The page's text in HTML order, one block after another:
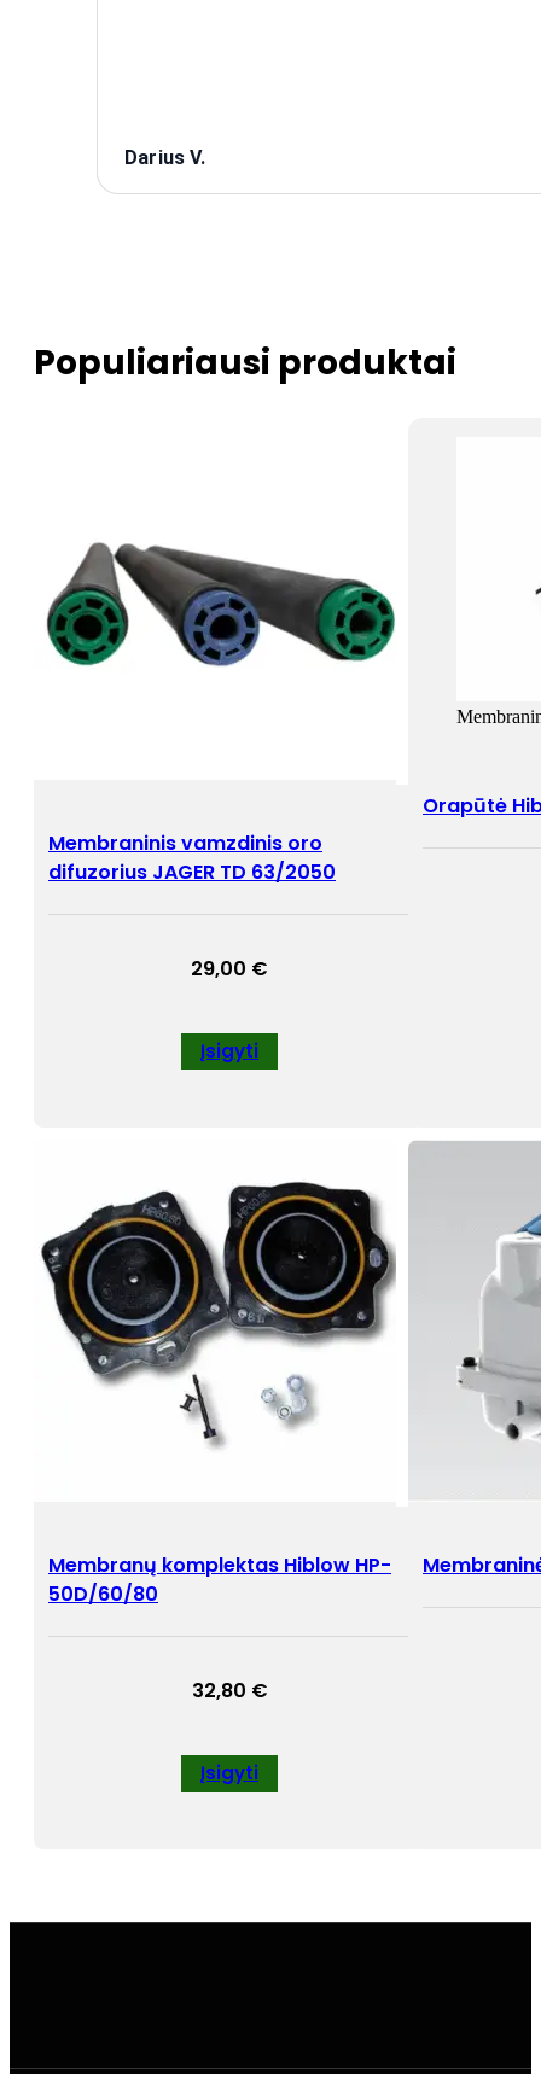
Darius V.
Populiariausi produktai
Membraninis vamzdinis oro
difuzorius JAGER TD 63/2050
29,00 €
Įsigyti
Orapūtė
Membranų komplektas Hiblow HP-
50D/60/80
32,80 €
Įsigyti